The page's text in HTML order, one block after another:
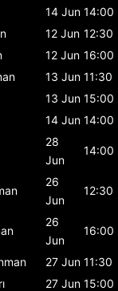
14 Jun 14:00
12 Jun 12:30
12 Jun 16:00
13 Jun 11:30
13 Jun 15:00
14 Jun 14:00
28
Jun
14:00
26
Jun
12:30
26
Jun
16:00
27 Jun 11:30
27 Jun 15:00